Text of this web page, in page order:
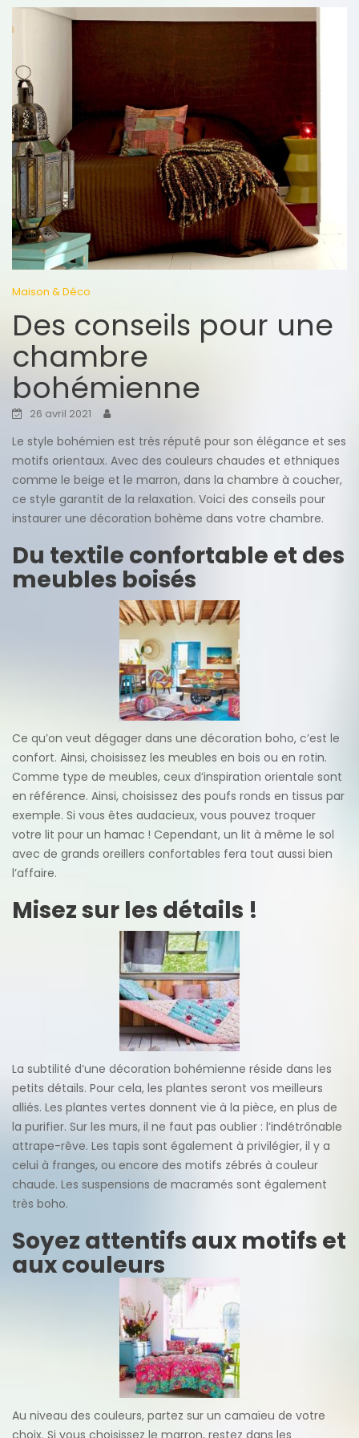
Maison & Déco
Des conseils pour une
chambre
bohémienne
26 avril 2021
Le style bohémien est très réputé pour son élégance et ses
motifs orientaux. Avec des couleurs chaudes et ethniques
comme le beige et le marron, dans la chambre à coucher,
ce style garantit de la relaxation. Voici des conseils pour
instaurer une décoration bohème dans votre chambre.
Du textile confortable et des
meubles boisés
Ce qu’on veut dégager dans une décoration boho, c’est le
confort. Ainsi, choisissez les meubles en bois ou en rotin.
Comme type de meubles, ceux d’inspiration orientale sont
en référence. Ainsi, choisissez des poufs ronds en tissus par
exemple. Si vous êtes audacieux, vous pouvez troquer
votre lit pour un hamac ! Cependant, un lit à même le sol
avec de grands oreillers confortables fera tout aussi bien
l’affaire.
Misez sur les détails !
La subtilité d’une décoration bohémienne réside dans les
petits détails. Pour cela, les plantes seront vos meilleurs
alliés. Les plantes vertes donnent vie à la pièce, en plus de
la purifier. Sur les murs, il ne faut pas oublier : l’indétrônable
attrape-rêve. Les tapis sont également à privilégier, il y a
celui à franges, ou encore des motifs zébrés à couleur
chaude. Les suspensions de macramés sont également
très boho.
Soyez attentifs aux motifs et
aux couleurs
Au niveau des couleurs, partez sur un camaïeu de votre
choix. Si vous choisissez le marron, restez dans les